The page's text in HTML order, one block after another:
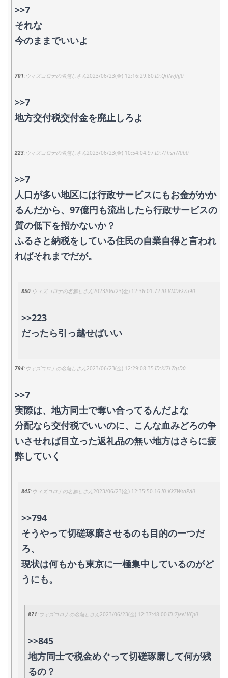
>>7
それな
今のままでいいよ
701 ウィズコロナの名無しさん 2023/06/23(金) 12:16:29.80 QrfNvJhJ0
>>7
地方交付税交付金を廃止しろよ
223 ウィズコロナの名無しさん 2023/06/23(金) 10:54:04.97 7FhsnW0b0
>>7
人口が多い地区には行政サービスにもお金がかか
るんだから、97億円も流出したら行政サービスの
質の低下を招かないか？
ふるさと納税をしている住民の自業自得と言われ
ればそれまでだが。
850 ウィズコロナの名無しさん 2023/06/23(金) 12:36:01.72 VMDEkZu90
>>223
だったら引っ越せばいい
794 ウィズコロナの名無しさん 2023/06/23(金) 12:29:08.35 Ki7LZqsD0
>>7
実際は、地方同士で奪い合ってるんだよな
分配なら交付税でいいのに、こんな血みどろの争
いさせれば目立った返礼品の無い地方はさらに疲
弊していく
845 ウィズコロナの名無しさん 2023/06/23(金) 12:35:50.16 Kk7WsdPA0
>>794
そうやって切磋琢磨させるのも目的の一つだ
ろ、
現状は何もかも東京に一極集中しているのがど
うにも。
871 ウィズコロナの名無しさん 2023/06/23(金) 12:37:48.00 7jeeLVEp0
>>845
地方同士で税金めぐって切磋琢磨して何が残
るの？